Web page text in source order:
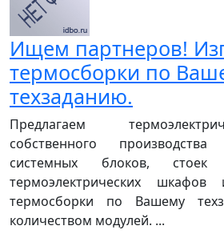
Ищем партнеров!
термосборки по
техзаданию.
Предлагаем
собственного
системных блоков, стоек
термоэлектрических
термосборки по Вашему
количеством модулей. ...